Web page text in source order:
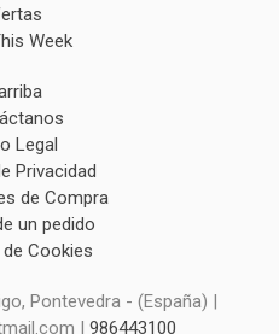
Week
Legal
Privacidad
de Compra
un pedido
Cookies
Pontevedra - (España) |
| 986443100